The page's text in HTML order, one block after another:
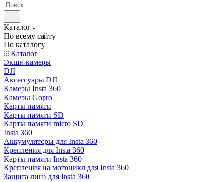
Каталог
По всему сайту
По каталогу
Каталог
Экшн-камеры
DJI
Аксессуары DJI
Камеры Insta 360
Камеры Gopro
Карты памяти
Карты памяти SD
Карты памяти micro SD
Insta 360
Аккумуляторы для Insta 360
Крепления для Insta 360
Карты памяти Insta 360
Крепления на мотоцикл для Insta 360
Защита линз для Insta 360